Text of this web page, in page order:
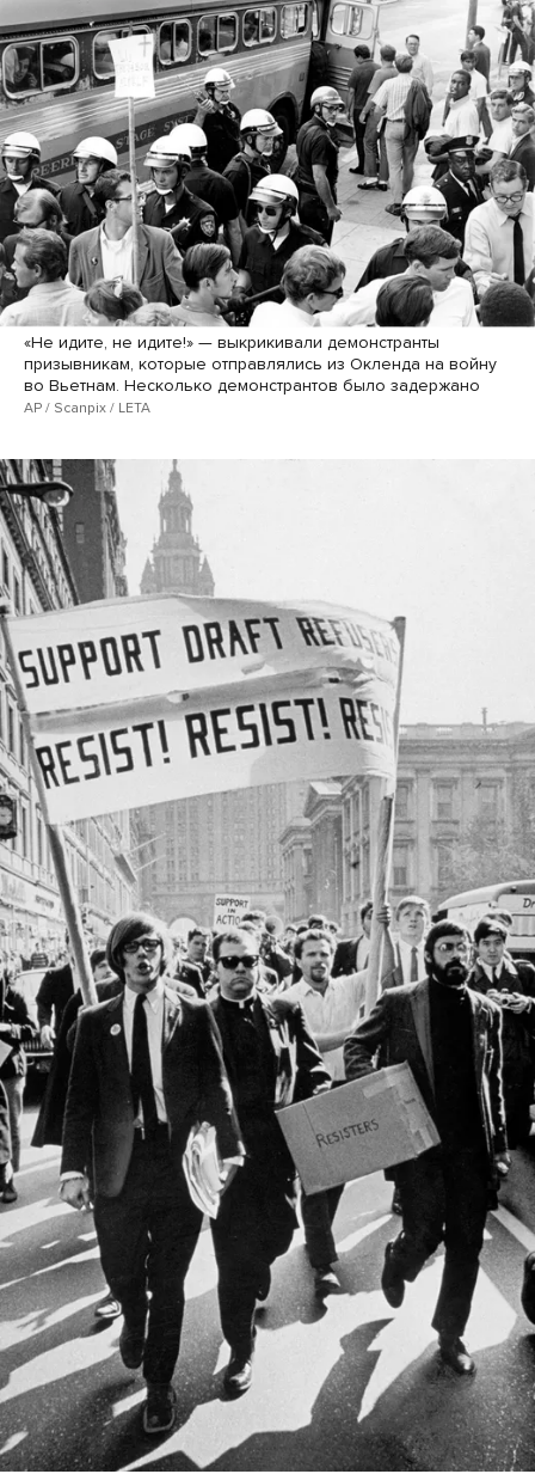
«Не идите, не идите!» — выкрикивали демонстранты
призывникам, которые отправлялись из Окленда на войну
во Вьетнам. Несколько демонстрантов было задержано
AP / Scanpix / LETA